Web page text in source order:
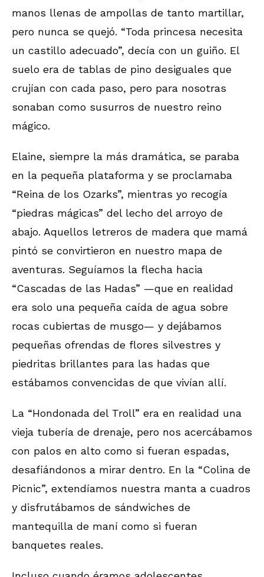
manos llenas de ampollas de tanto martillar,
pero nunca se quejó. “Toda princesa necesita
un castillo adecuado”, decía con un guiño. El
suelo era de tablas de pino desiguales que
crujían con cada paso, pero para nosotras
sonaban como susurros de nuestro reino
mágico.
Elaine, siempre la más dramática, se paraba
en la pequeña plataforma y se proclamaba
“Reina de los Ozarks”, mientras yo recogía
“piedras mágicas” del lecho del arroyo de
abajo. Aquellos letreros de madera que mamá
pintó se convirtieron en nuestro mapa de
aventuras. Seguíamos la flecha hacia
“Cascadas de las Hadas” —que en realidad
era solo una pequeña caída de agua sobre
rocas cubiertas de musgo— y dejábamos
pequeñas ofrendas de flores silvestres y
piedritas brillantes para las hadas que
estábamos convencidas de que vivían allí.
La “Hondonada del Troll” era en realidad una
vieja tubería de drenaje, pero nos acercábamos
con palos en alto como si fueran espadas,
desafiándonos a mirar dentro. En la “Colina de
Picnic”, extendíamos nuestra manta a cuadros
y disfrutábamos de sándwiches de
mantequilla de maní como si fueran
banquetes reales.